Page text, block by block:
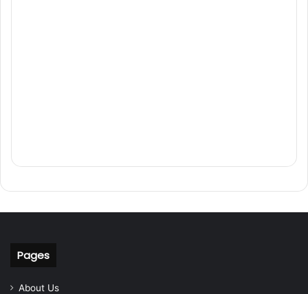
Pages
About Us